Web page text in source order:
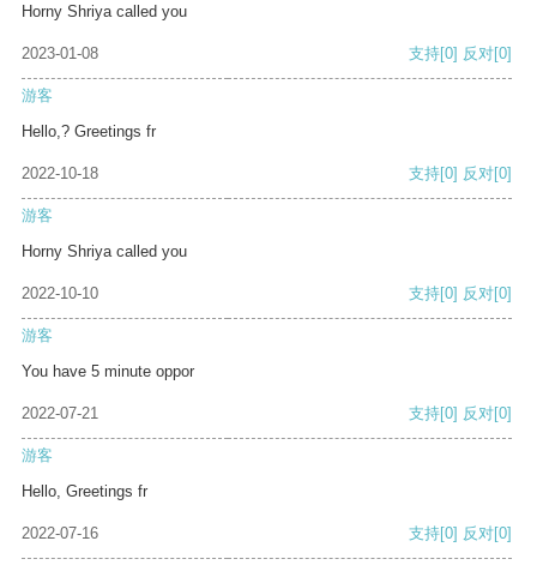
Horny Shriya called you
2023-01-08 支持[0] 反对[0]
游客
Hello,? Greetings fr
2022-10-18 支持[0] 反对[0]
游客
Horny Shriya called you
2022-10-10 支持[0] 反对[0]
游客
You have 5 minute oppor
2022-07-21 支持[0] 反对[0]
游客
Hello, Greetings fr
2022-07-16 支持[0] 反对[0]